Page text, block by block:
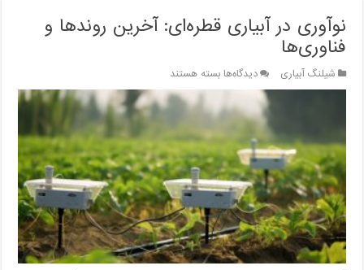
نوآوری در آبیاری قطره‌ای: آخرین روندها و
فناوری‌ها
شیلنگ آبیاری دیدگاه‌هابرای
نوآوری
آبیاری
قطره‌ای:
آخرین
روندها
و
فناوری‌ها
بسته هستند